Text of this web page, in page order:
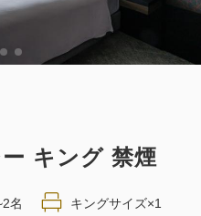
詳細 今すぐ予約
キング 禁煙
名 キングサイズ×1